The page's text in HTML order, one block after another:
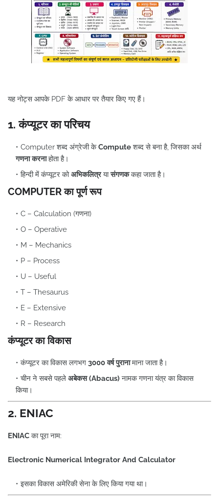
यह नोट्स आपके PDF के आधार पर तैयार किए गए हैं।
1. कंप्यूटर का परिचय
Computer शब्द अंग्रेजी केComputeशब्द से बना है, जिसका अर्थ
गणना करनाहोता है।
हिन्दी में कंप्यूटर कोअभिकलित्रयासंगणककहा जाता है।
COMPUTER का पूर्ण रूप
C – Calculation (गणना)
O – Operative
M – Mechanics
P – Process
U – Useful
T – Thesaurus
E – Extensive
R – Research
कंप्यूटर का विकास
कंप्यूटर का विकास लगभग 3000 वर्ष पुरानामाना जाता है।
चीन ने सबसे पहले अबेकस (Abacus) नामक गणना यंत्र का विकास
किया।
2. ENIAC
ENIACका पूरा नाम:
Electronic Numerical Integrator And Calculator
इसका विकास अमेरिकी सेना के लिए किया गया था।